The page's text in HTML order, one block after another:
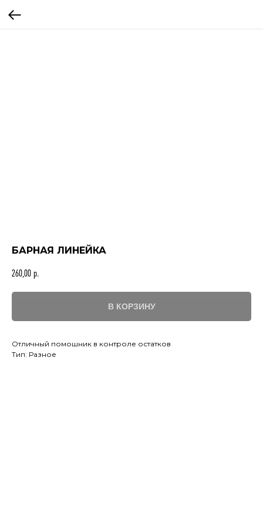
БАРНАЯ ЛИНЕЙКА
260,00 р.
В КОРЗИНУ
Отличный помошник в контроле остатков
Тип: Разное